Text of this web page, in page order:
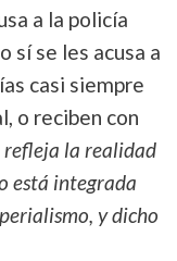
a la policía
sí se les acusa a
casi siempre
o reciben con
refleja la realidad
está integrada
y dicho